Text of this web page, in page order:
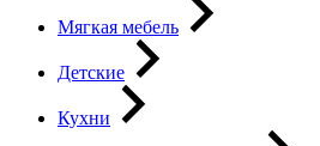
Мягкая мебель
Детские
Кухни